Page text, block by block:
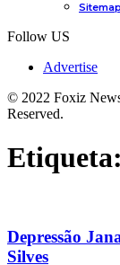
Sitemap
Follow US
Advertise
© 2022 Foxiz
Reserved.
Etiqueta:
Depressão
Silves